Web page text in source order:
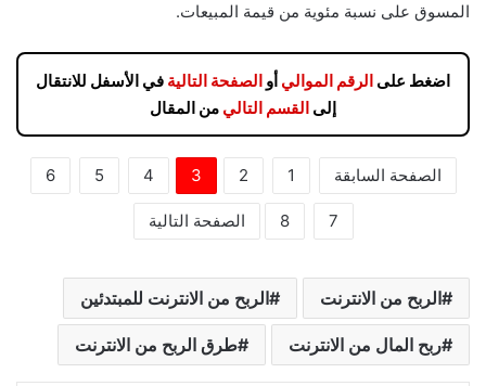
المسوق على نسبة مئوية من قيمة المبيعات.
اضغط على الرقم الموالي أو الصفحة التالية في الأسفل للانتقال
إلى القسم التالي من المقال
الصفحة السابقة 1
2
3
4
5
6
7
8 الصفحة التالية
الربح من الانترنت الربح من الانترنت للمبتدئين
ربح المال من الانترنت طرق الربح من الانترنت